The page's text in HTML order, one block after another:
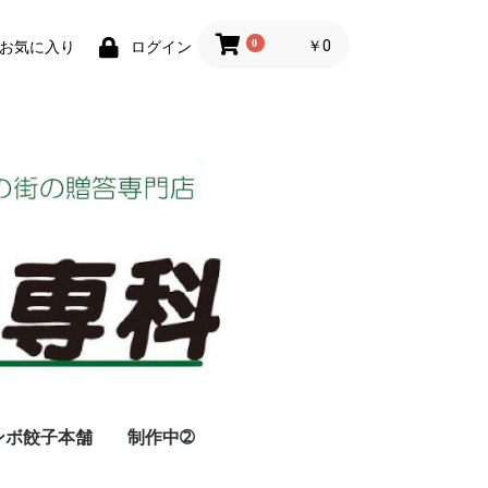
気に入り ログイン 0 ￥0
ボ餃子本舗 制作中➁